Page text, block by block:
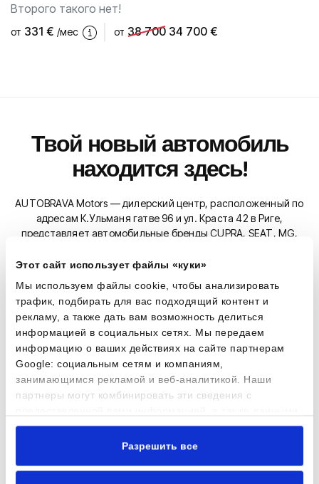
Этот сайт использует файлы «куки»
Мы используем файлы cookie, чтобы анализировать
трафик, подбирать для вас подходящий контент и
рекламу, а также дать вам возможность делиться
информацией в социальных сетях. Мы передаем
информацию о ваших действиях на сайте партнерам
Google: социальным сетям и компаниям,
занимающимся рекламой и веб-аналитикой. Наши
партнеры могут комбинировать эти сведения с
которые они получили при использовании вами их
Разрешить все
Второго такого нет!
от 331 € /мес от 38 700 34 700 €
Твой новый автомобиль
находится здесь!
AUTOBRAVA Motors — дилерский центр, расположенный по
адресам К.Ульманя гатве 96 и ул. Краста 42 в Риге,
представляет автомобильные бренды CUPRA, SEAT, MG,
официальным сервисным партнером CUPRA, SEAT, MG,
AUTOBRAVA Motors выполняют обслуживание и кузовной
ремонт любых современных автомобилей. Также
предлагаем тщательно подобранный ассортимент
малопользованных автомобилей с гарантией в AUTOBRAVA
Mazlietoti Auto.